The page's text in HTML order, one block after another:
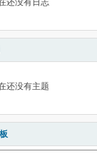
还没有日志
还没有主题